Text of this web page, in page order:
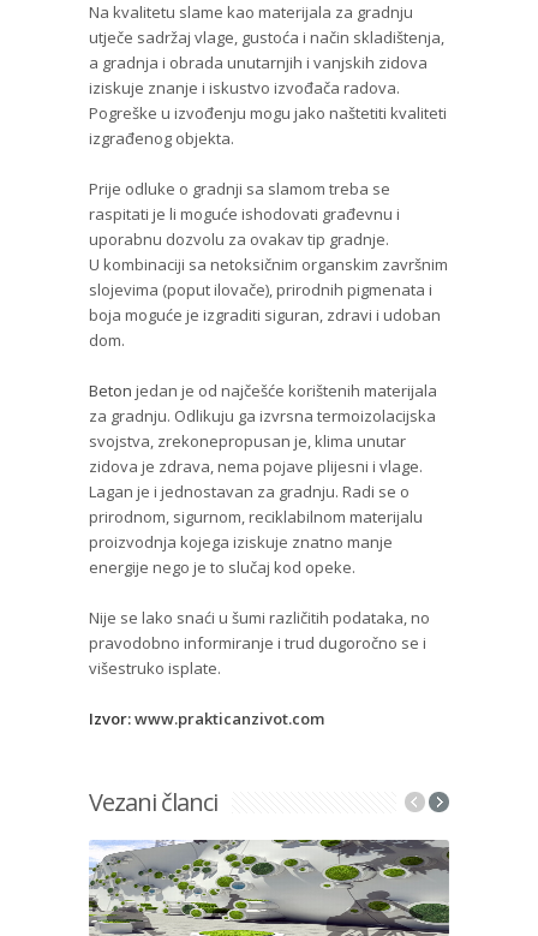
Na kvalitetu slame kao materijala za gradnju
utječe sadržaj vlage, gustoća i način skladištenja,
a gradnja i obrada unutarnjih i vanjskih zidova
iziskuje znanje i iskustvo izvođača radova.
Pogreške u izvođenju mogu jako naštetiti kvaliteti
izgrađenog objekta.
Prije odluke o gradnji sa slamom treba se
raspitati je li moguće ishodovati građevnu i
uporabnu dozvolu za ovakav tip gradnje.
U kombinaciji sa netoksičnim organskim završnim
slojevima (poput ilovače), prirodnih pigmenata i
boja moguće je izgraditi siguran, zdravi i udoban
dom.
Beton jedan je od najčešće korištenih materijala
za gradnju. Odlikuju ga izvrsna termoizolacijska
svojstva, zrekonepropusan je, klima unutar
zidova je zdrava, nema pojave plijesni i vlage.
Lagan je i jednostavan za gradnju. Radi se o
prirodnom, sigurnom, reciklabilnom materijalu
proizvodnja kojega iziskuje znatno manje
energije nego je to slučaj kod opeke.
Nije se lako snaći u šumi različitih podataka, no
pravodobno informiranje i trud dugoročno se i
višestruko isplate.
Izvor:www.prakticanzivot.com
Vezani članci